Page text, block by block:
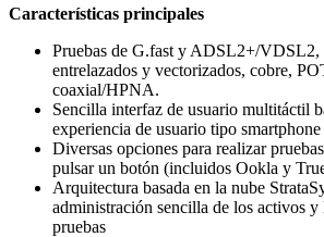
Características principales
Pruebas de G.fast y ADSL2+/VDSL2,
entrelazados y vectorizados, cobre,
coaxial/HPNA.
Sencilla interfaz de usuario multitáctil
experiencia de usuario tipo smartphone
Diversas opciones para realizar
pulsar un botón (incluidos Ookla y
Arquitectura basada en la nube
administración sencilla de los activos y
pruebas